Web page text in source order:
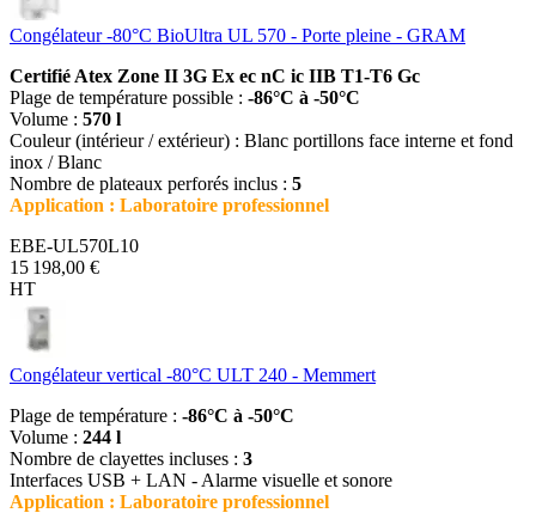
Congélateur -80°C BioUltra UL 570 - Porte pleine - GRAM
Certifié Atex Zone II 3G Ex ec nC ic IIB T1-T6 Gc
Plage de température possible : -86°C à -50°C
Volume : 570 l
Couleur (intérieur / extérieur) : Blanc portillons face interne et fond
inox / Blanc
Nombre de plateaux perforés inclus : 5
Application : Laboratoire professionnel
EBE-UL570L10
15 198,00 €
HT
Congélateur vertical -80°C ULT 240 - Memmert
Plage de température : -86°C à -50°C
Volume : 244 l
Nombre de clayettes incluses : 3
Interfaces USB + LAN - Alarme visuelle et sonore
Application : Laboratoire professionnel